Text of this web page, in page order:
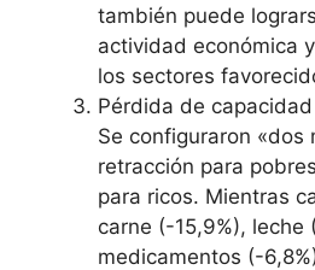
también puede
actividad económica
los sectores
Pérdida de
Se configuraron «dos
retracción para
para ricos. Mientras
carne (-15,9%), leche
medicamentos (-